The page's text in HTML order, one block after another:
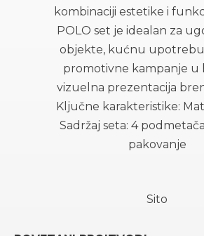
kombinaciji estetike i
POLO set je idealan za
objekte, kućnu
promotivne kampanje u
vizuelna prezentacija
Ključne karakteristike:
Sadržaj seta: 4
pakovanje
Sito